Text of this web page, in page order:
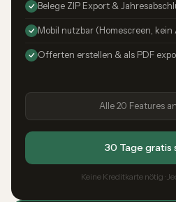
Belege ZIP Export &
Mobil nutzbar (Homescreen, kein
Offerten erstellen & als PDF
Alle 20 Features
30 Tage gratis
Keine Kreditkarte nötig ·